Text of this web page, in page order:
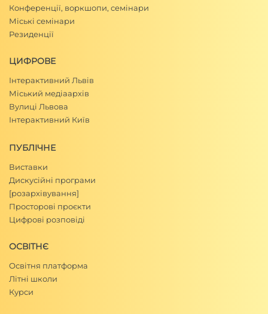
Конференції, воркшопи, семінари
Міські семінари
Резиденції
ЦИФРОВЕ
Інтерактивний Львів
Міський медіаархів
Вулиці Львова
Інтерактивний Київ
ПУБЛІЧНЕ
Виставки
Дискусійні програми
[розархівування]
Просторові проєкти
Цифрові розповіді
ОСВІТНЄ
Освітня платформа
Літні школи
Курси